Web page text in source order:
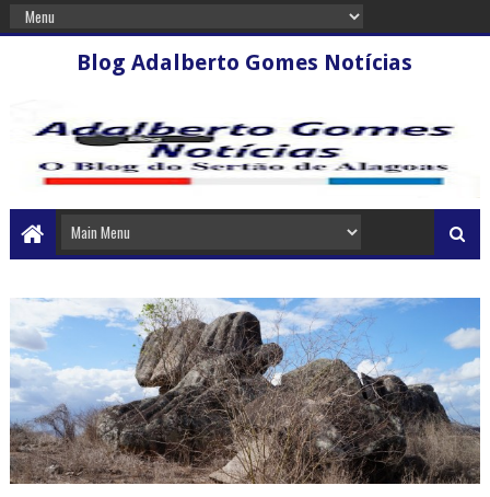
Blog Adalberto Gomes Notícias